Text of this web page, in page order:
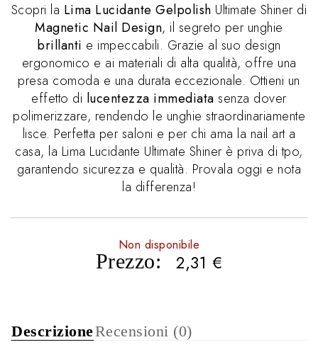
Scopri la Lima Lucidante Gelpolish Ultimate Shiner di
Magnetic Nail Design, il segreto per unghie
brillanti e impeccabili. Grazie al suo design
ergonomico e ai materiali di alta qualità, offre una
presa comoda e una durata eccezionale. Ottieni un
effetto di lucentezza immediata senza dover
polimerizzare, rendendo le unghie straordinariamente
lisce. Perfetta per saloni e per chi ama la nail art a
casa, la Lima Lucidante Ultimate Shiner è priva di tpo,
garantendo sicurezza e qualità. Provala oggi e nota
la differenza!
Prezzo: 2,31 €
Non disponibile
DescrizioneRecensioni (0)